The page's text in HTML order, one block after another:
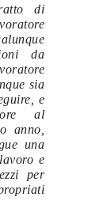
di
da
sia
e
al
anno,
una
e
per